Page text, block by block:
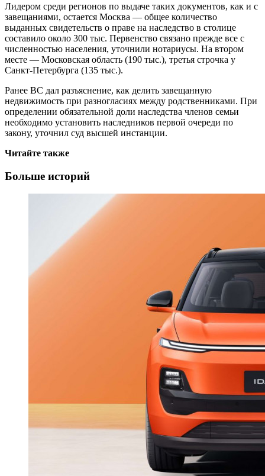
Лидером среди регионов по выдаче таких документов, как и с
завещаниями, остается Москва — общее количество
выданных свидетельств о праве на наследство в столице
составило около 300 тыс. Первенство связано прежде все с
численностью населения, уточнили нотариусы. На втором
месте — Московская область (190 тыс.), третья строчка у
Санкт-Петербурга (135 тыс.).
Ранее ВС дал разъяснение, как делить завещанную
недвижимость при разногласиях между родственниками. При
определении обязательной доли наследства членов семьи
необходимо установить наследников первой очереди по
закону, уточнил суд высшей инстанции.
Читайте также
Больше историй